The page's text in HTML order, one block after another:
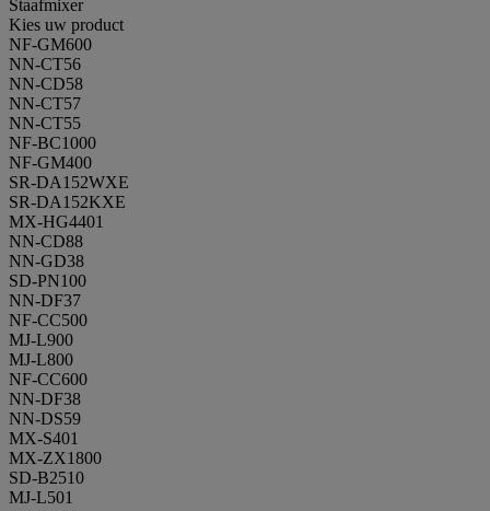
Staafmixer
Kies uw product
NF-GM600
NN-CT56
NN-CD58
NN-CT57
NN-CT55
NF-BC1000
NF-GM400
SR-DA152WXE
SR-DA152KXE
MX-HG4401
NN-CD88
NN-GD38
SD-PN100
NN-DF37
NF-CC500
MJ-L900
MJ-L800
NF-CC600
NN-DF38
NN-DS59
MX-S401
MX-ZX1800
SD-B2510
MJ-L501